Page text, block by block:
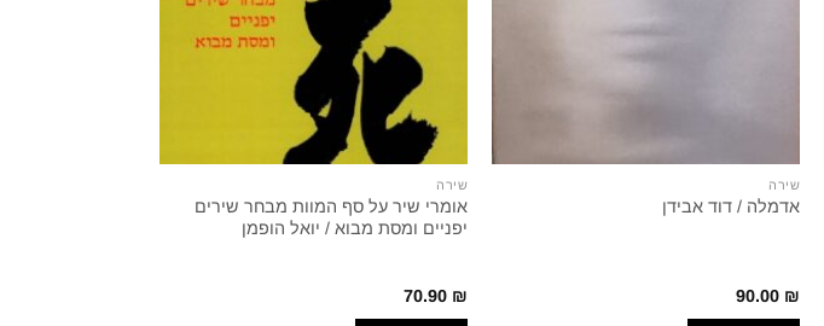
שירה
אדמלה / דוד אבידן
90.00 ₪
שירה
אומרי שיר על סף המוות מבחר שירים
יפניים ומסת מבוא / יואל הופמן
70.90 ₪